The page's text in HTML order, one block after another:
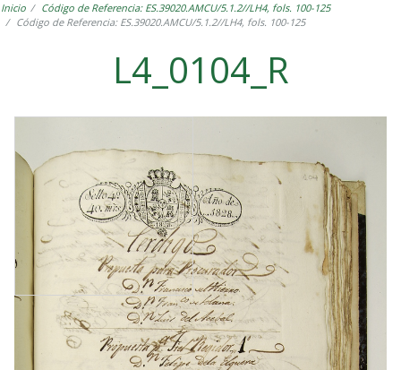
Inicio
Código de Referencia: ES.39020.AMCU/5.1.2//LH4, fols. 100-125
Código de Referencia: ES.39020.AMCU/5.1.2//LH4, fols. 100-125
L4_0104_R